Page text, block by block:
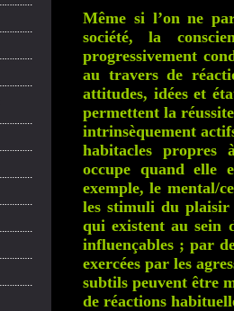
Même si l’on ne
société, la
progressivement
au travers de
attitudes, idées et
permettent la
intrinsèquement
habitacles propres
occupe quand elle
exemple, le mental/
les stimuli du plaisir
qui existent au sein
influençables ; par
exercées par les
subtils peuvent être
de réactions